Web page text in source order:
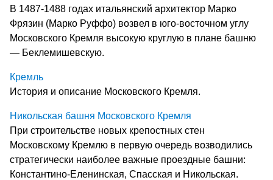
В 1487-1488 годах итальянский архитектор Марко
Фрязин (Марко Руффо) возвел в юго-восточном углу
Московского Кремля высокую круглую в плане башню
— Беклемишевскую.
Кремль
История и описание Московского Кремля.
Никольская башня Московского Кремля
При строительстве новых крепостных стен
Московскому Кремлю в первую очередь возводились
стратегически наиболее важные проездные башни:
Константино-Еленинская, Спасская и Никольская.